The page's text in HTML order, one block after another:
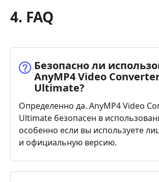
4. FAQ
Безопасно ли
AnyMP4 Video
Ultimate?
Определенно да. AnyMP4 Video
Ultimate безопасен в
особенно если вы используете
и официальную версию.